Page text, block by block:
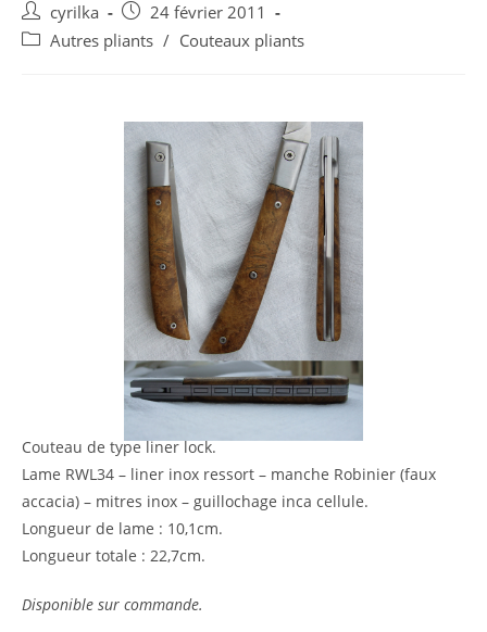
Post
author:
cyrilka
Post
published:
24 février 2011
PostAutres pliants / Couteaux pliants
Couteau de type liner lock.
Lame RWL34 – liner inox ressort – manche Robinier (faux
accacia) – mitres inox – guillochage inca cellule.
Longueur de lame : 10,1cm.
Longueur totale : 22,7cm.
Disponible sur commande.